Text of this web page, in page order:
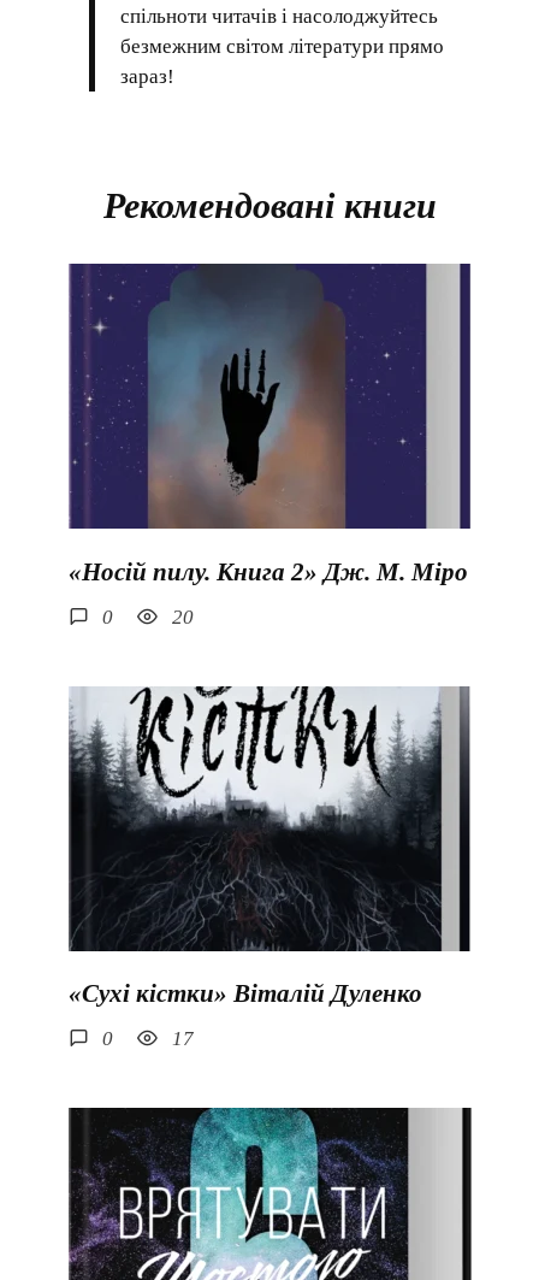
спільноти читачів і насолоджуйтесь
безмежним світом літератури прямо
зараз!
Рекомендовані книги
«Носій пилу. Книга 2» Дж. М. Міро
0 20
«Сухі кістки» Віталій Дуленко
0 17